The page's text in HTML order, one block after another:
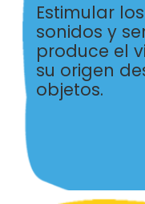
Estimular
sonidos y
produce el
su origen
objetos.